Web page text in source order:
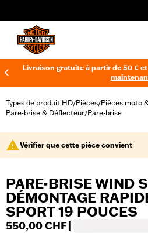
Livraison gratuite à partir de 50 €
Types de produit HD/Pièces/Pièces moto
Pare-brise & Déflecteur/Pare-brise
Vérifier que cette pièce convient
PARE-BRISE WIND
DÉMONTAGE
SPORT 19 POUCES
550,00 CHF